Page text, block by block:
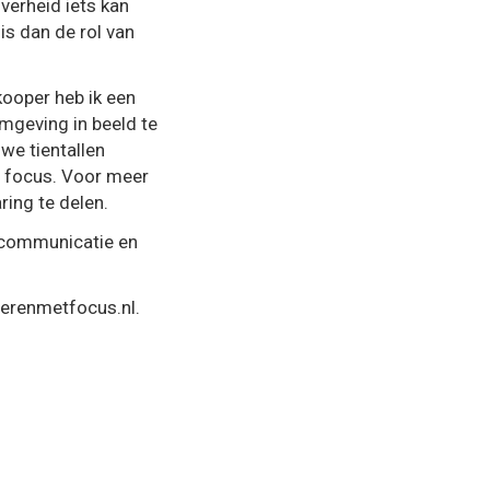
iets kan
dan de rol van
heb ik een
in beeld te
tientallen
focus. Voor meer
te delen.
en